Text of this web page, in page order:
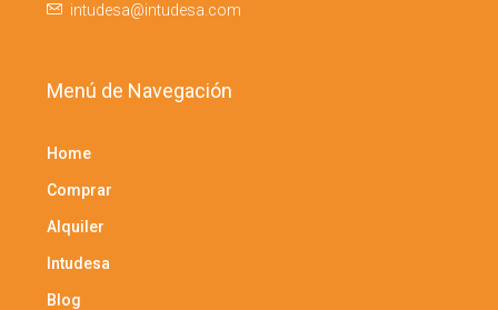
intudesa@intudesa.com
Menú de Navegación
Home
Comprar
Alquiler
Intudesa
Blog